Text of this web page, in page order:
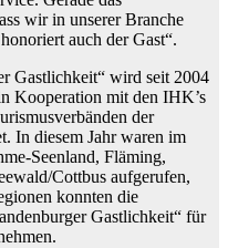
wir in unserer Branche
auch der Gast“.
Gastlichkeit“ wird seit 2004
Kooperation mit den IHK’s
der
In diesem Jahr waren im
Seenland, Fläming,
Cottbus aufgerufen,
konnten die
Gastlichkeit“ für